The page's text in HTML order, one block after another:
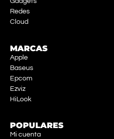
Redes
Cloud
MARCAS
Apple
Baseus
Epcom
Ezviz
HiLook
POPULARES
Mi cuenta